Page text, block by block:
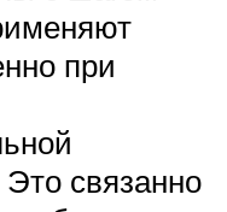
при
связанно